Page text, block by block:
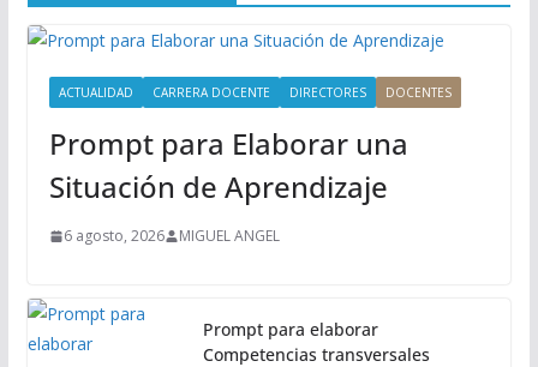
P
ACTUALIDAD CARRERA DOCENTE DIRECTORES DOCENTES
Prompt para Elaborar una
Situación de Aprendizaje
6 agosto, 2026 MIGUEL ANGEL
Prompt para elaborar
Competencias transversales